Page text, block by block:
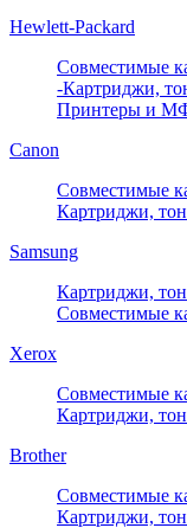
Hewlett-Packard
Совместимые
-Картриджи,
Принтеры и
Canon
Совместимые
Картриджи,
Samsung
Картриджи,
Совместимые
Xerox
Совместимые
Картриджи,
Brother
Совместимые
Картриджи,